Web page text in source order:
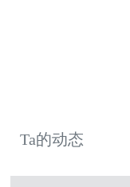
Ta的动态